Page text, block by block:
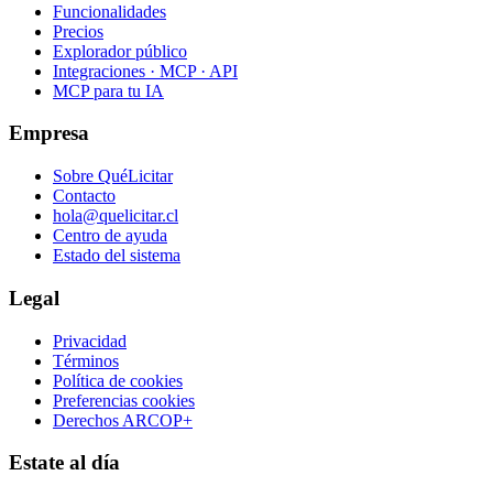
Funcionalidades
Precios
Explorador público
Integraciones · MCP · API
MCP para tu IA
Empresa
Sobre QuéLicitar
Contacto
hola@quelicitar.cl
Centro de ayuda
Estado del sistema
Legal
Privacidad
Términos
Política de cookies
Preferencias cookies
Derechos ARCOP+
Estate al día